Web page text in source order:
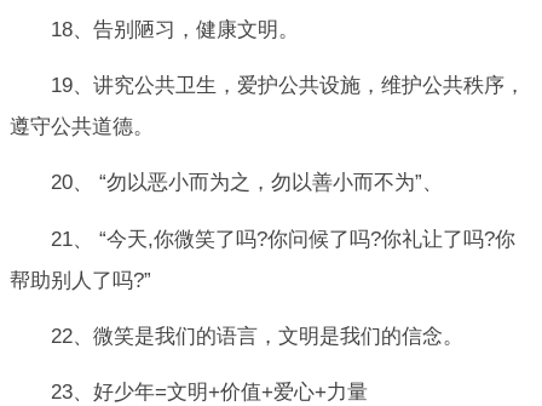
18、告别陋习，健康文明。
19、讲究公共卫生，爱护公共设施，维护公共秩序，
遵守公共道德。
20、 “勿以恶小而为之，勿以善小而不为”、
21、 “今天,你微笑了吗?你问候了吗?你礼让了吗?你
帮助别人了吗?”
22、微笑是我们的语言，文明是我们的信念。
23、好少年=文明+价值+爱心+力量